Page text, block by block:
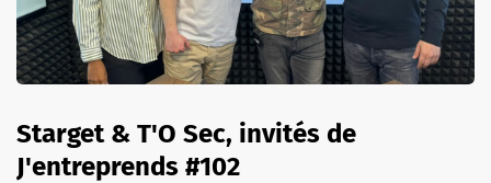
Starget & T'O Sec, invités de
J'entreprends #102